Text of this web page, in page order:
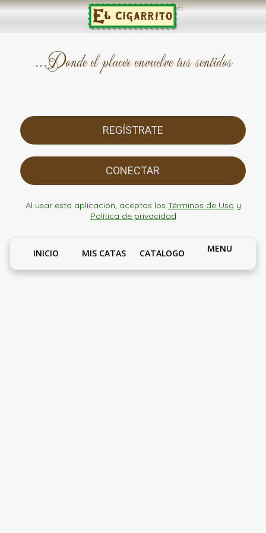
...Donde el placer envuelve tus sentidos
REGÍSTRATE
CONECTAR
Al usar esta aplicación, aceptas los Términos de Uso y
Política de privacidad
INICIO MIS CATAS CATALOGO MENU